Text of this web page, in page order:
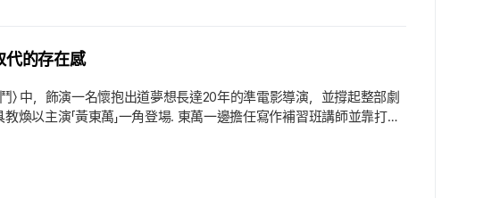
代的存在感
中，飾演一名懷抱出道夢想長達20年的準電影導演，並撐起整部劇
煥以主演「黃東萬」一角登場. 東萬一邊擔任寫作補習班講師並靠打工